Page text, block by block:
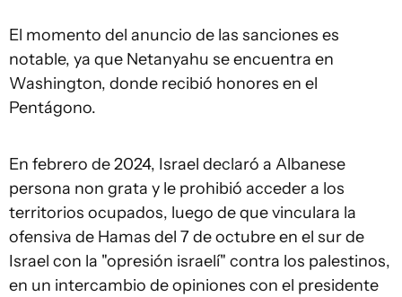
El momento del anuncio de las sanciones es
notable, ya que Netanyahu se encuentra en
Washington, donde recibió honores en el
Pentágono.
En febrero de 2024, Israel declaró a Albanese
persona non grata y le prohibió acceder a los
territorios ocupados, luego de que vinculara la
ofensiva de Hamas del 7 de octubre en el sur de
Israel con la "opresión israelí" contra los palestinos,
en un intercambio de opiniones con el presidente